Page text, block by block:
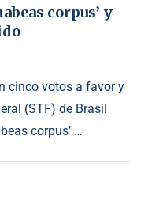
corpus’ y
cinco votos a favor y
(STF) de Brasil
corpus’ …